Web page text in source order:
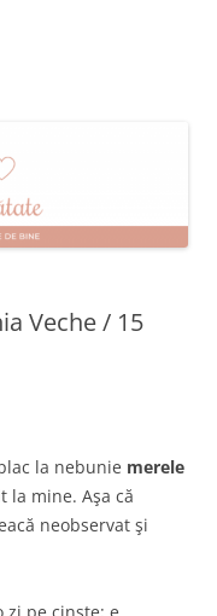
Veche / 15
la nebunie merele
la mine. Aşa că
neobservat şi